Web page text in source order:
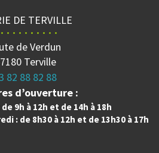
DE TERVILLE
de Verdun
Terville
82 88 82 88
d’ouverture :
9h à 12h et de 14h à 18h
: de 8h30 à 12h et de 13h30 à 17h